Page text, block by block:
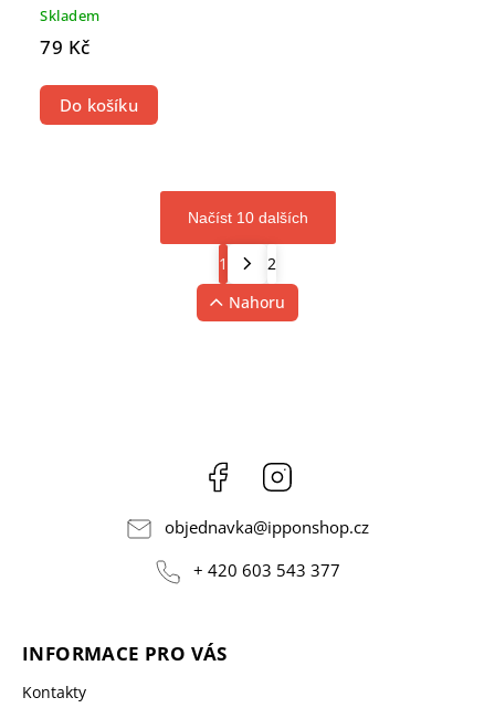
Skladem
79 Kč
Do košíku
Načíst 10 dalších
1
2
Nahoru
Facebook
objednavka@ipponshop.cz
+ 420 603 543 377
INFORMACE PRO VÁS
Kontakty